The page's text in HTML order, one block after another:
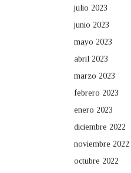
julio 2023
junio 2023
mayo 2023
abril 2023
marzo 2023
febrero 2023
enero 2023
diciembre 2022
noviembre 2022
octubre 2022